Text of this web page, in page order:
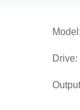
Model:
Drive: